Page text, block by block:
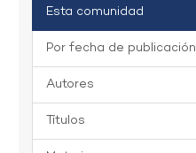
Esta comunidad
Por fecha de publicación
Autores
Títulos